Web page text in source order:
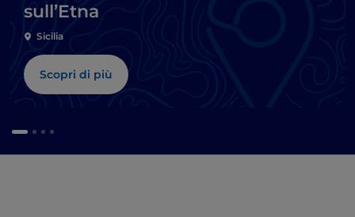
sull’Etna
Sicilia
Scopri di più